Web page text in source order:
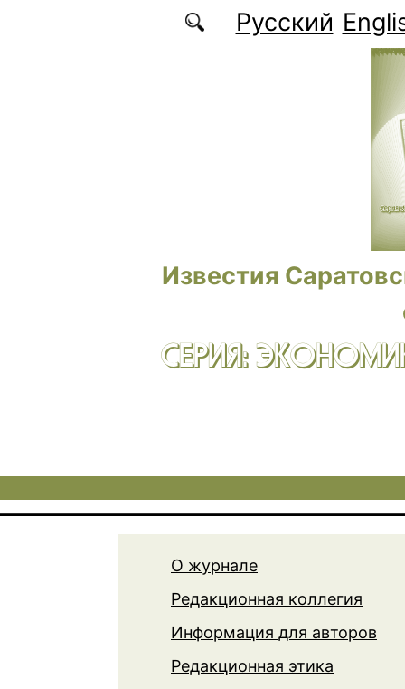
Перейти к основному содержаниюРусский
Известия
СЕРИЯ:
О журнале
Редакционная коллегия
Информация для авторов
Редакционная этика